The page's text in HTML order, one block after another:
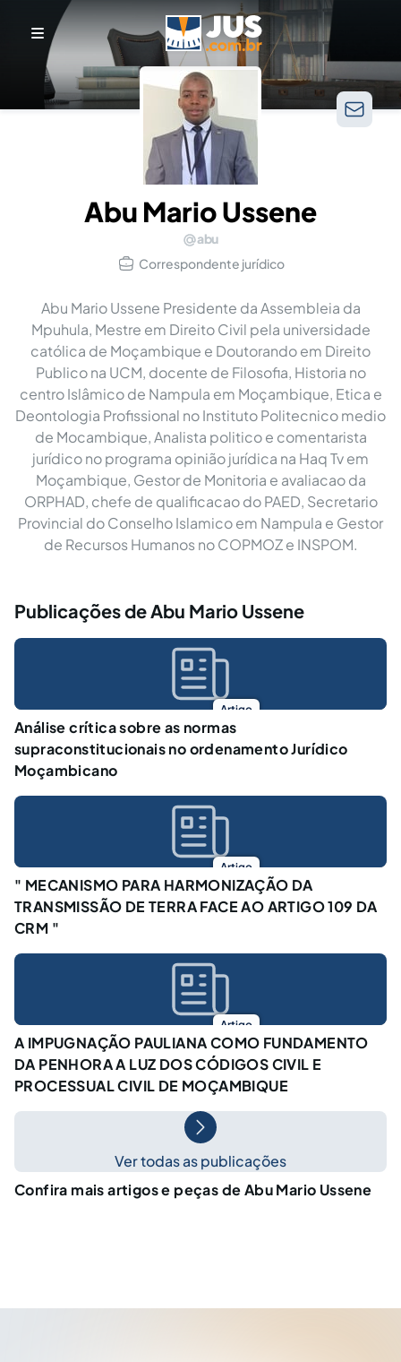
Abu Mario Ussene
abu
Correspondente jurídico
Abu Mario Ussene Presidente da Assembleia da
Mpuhula, Mestre em Direito Civil pela universidade
católica de Moçambique e Doutorando em Direito
Publico na UCM, docente de Filosofia, Historia no
centro Islâmico de Nampula em Moçambique, Etica e
Deontologia Profissional no Instituto Politecnico medio
de Mocambique, Analista politico e comentarista
jurídico no programa opinião jurídica na Haq Tv em
Moçambique, Gestor de Monitoria e avaliacao da
ORPHAD, chefe de qualificacao do PAED, Secretario
Provincial do Conselho Islamico em Nampula e Gestor
de Recursos Humanos no COPMOZ e INSPOM.
Publicações de Abu Mario Ussene
Artigo
Análise crítica sobre as normas
supraconstitucionais no ordenamento Jurídico
Moçambicano
Artigo
" MECANISMO PARA HARMONIZAÇÃO DA
TRANSMISSÃO DE TERRA FACE AO ARTIGO 109 DA
CRM "
Artigo
A IMPUGNAÇÃO PAULIANA COMO FUNDAMENTO
DA PENHORA A LUZ DOS CÓDIGOS CIVIL E
PROCESSUAL CIVIL DE MOÇAMBIQUE
Ver todas as publicações
Confira mais artigos e peças de Abu Mario Ussene